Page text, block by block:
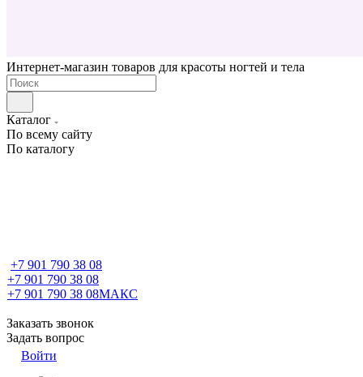
Интернет-магазин товаров для красоты ногтей и тела
Каталог
По всему сайту
По каталогу
+7 901 790 38 08
+7 901 790 38 08
+7 901 790 38 08МАКС
Заказать звонок
Задать вопрос
Войти